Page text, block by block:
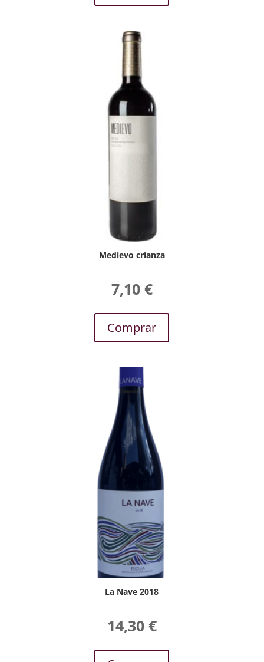
Medievo crianza
7,10 €
Comprar
La Nave 2018
14,30 €